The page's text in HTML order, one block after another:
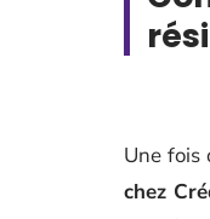
Une fois
chez